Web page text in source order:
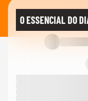
O ESSENCIAL DO